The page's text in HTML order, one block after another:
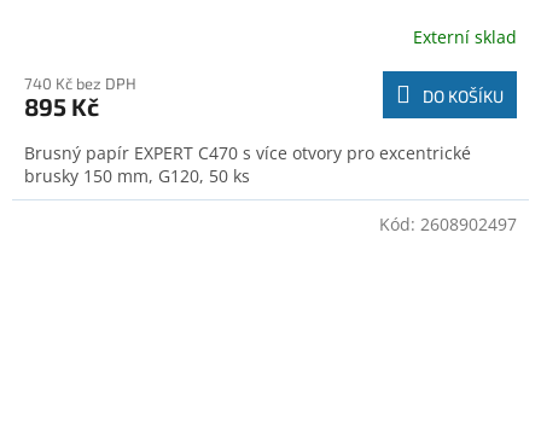
Externí sklad
740 Kč bez DPH
895 Kč DO KOŠÍKU
Brusný papír EXPERT C470 s více otvory pro excentrické
brusky 150 mm, G120, 50 ks
Kód: 2608902497